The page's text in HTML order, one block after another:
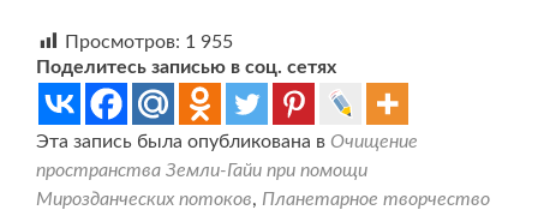
Просмотров: 1 955
Поделитесь записью в соц. сетях
Эта запись была опубликована в Очищение
пространства Земли-Гайи при помощи
Мирозданческих потоков, Планетарное творчество